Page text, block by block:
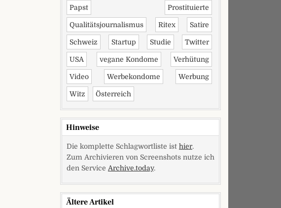
Papst Prostituierte
Qualitätsjournalismus Ritex Satire
Schweiz Startup Studie Twitter
USA vegane Kondome Verhütung
Video Werbekondome Werbung
Witz Österreich
Hinweise
Die komplette Schlagwortliste ist hier.
Zum Archivieren von Screenshots nutze ich
den Service Archive.today.
Ältere Artikel